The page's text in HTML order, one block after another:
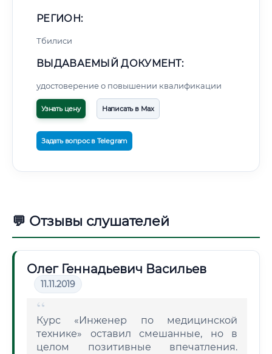
РЕГИОН:
Тбилиси
ВЫДАВАЕМЫЙ ДОКУМЕНТ:
удостоверение о повышении квалификации
Узнать цену Написать в Max
Задать вопрос в Telegram
💬 Отзывы слушателей
Олег Геннадьевич Васильев
11.11.2019
Курс «Инженер по медицинской
технике» оставил смешанные, но в
целом позитивные впечатления.